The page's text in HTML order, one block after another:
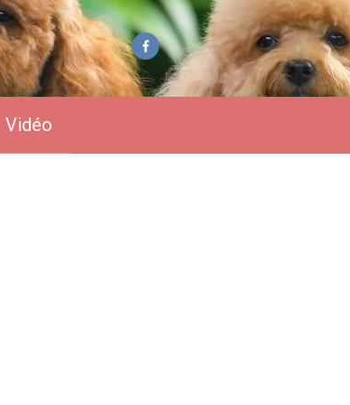
Vidéo